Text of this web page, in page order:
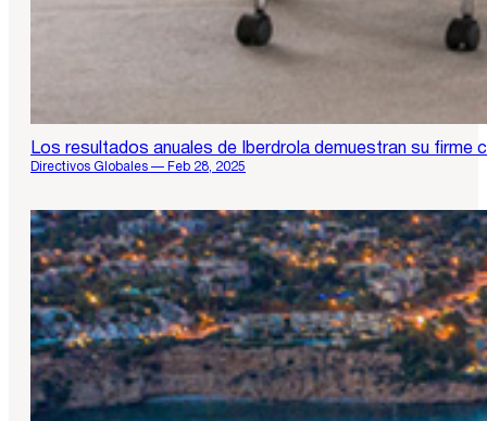
Los resultados anuales de Iberdrola demuestran su
Directivos Globales — Feb 28, 2025